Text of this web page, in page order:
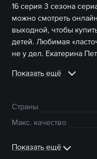
16 серия 3 сезона
можно смотреть
выходной, чтобы
детей. Любимая
не у дел. Екатерина
Показать ещё
Страны
Макс. качество
Показать ещё